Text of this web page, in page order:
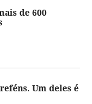
de 600
Um deles é